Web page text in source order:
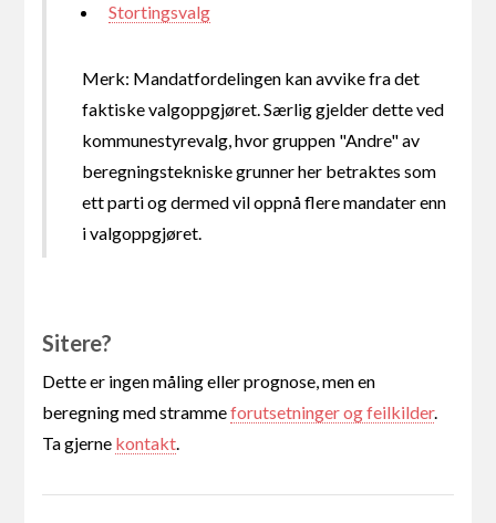
Stortingsvalg
Merk: Mandatfordelingen kan avvike fra det
faktiske valgoppgjøret. Særlig gjelder dette ved
kommunestyrevalg, hvor gruppen "Andre" av
beregningstekniske grunner her betraktes som
ett parti og dermed vil oppnå flere mandater enn
i valgoppgjøret.
Sitere?
Dette er ingen måling eller prognose, men en
beregning med strammeforutsetninger og feilkilder.
Ta gjerne kontakt.